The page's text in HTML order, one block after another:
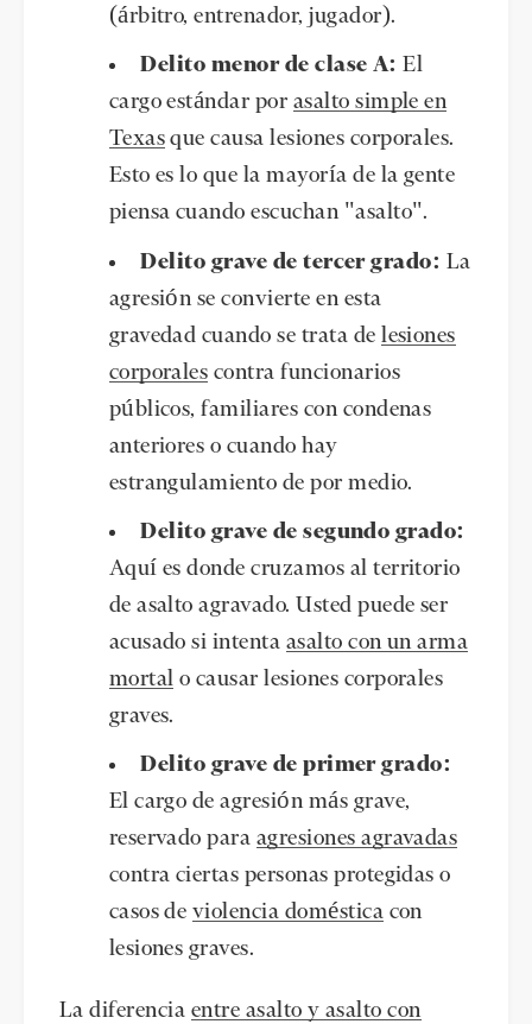
(árbitro, entrenador, jugador).
Delito menor de clase A: El
cargo estándar por asalto simple en
Texas que causa lesiones corporales.
Esto es lo que la mayoría de la gente
piensa cuando escuchan "asalto".
Delito grave de tercer grado: La
agresión se convierte en esta
gravedad cuando se trata delesiones
corporales contra funcionarios
públicos, familiares con condenas
anteriores o cuando hay
estrangulamiento de por medio.
Delito grave de segundo grado:
Aquí es donde cruzamos al territorio
de asalto agravado. Usted puede ser
acusado si intenta asalto con un arma
mortal o causar lesiones corporales
graves.
Delito grave de primer grado:
El cargo de agresión más grave,
reservado para agresiones agravadas
contra ciertas personas protegidas o
casos de violencia doméstica con
lesiones graves.
La diferencia entre asalto y asalto con